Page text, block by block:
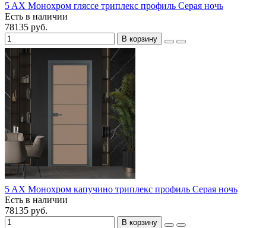
5 AX Монохром гляссе триплекс профиль Серая ночь
Есть в наличии
78135 руб.
В корзину
5 AX Монохром капучино триплекс профиль Серая ночь
Есть в наличии
78135 руб.
В корзину